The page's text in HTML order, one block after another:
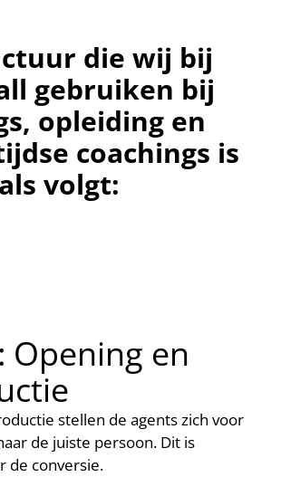
die wij bij
gebruiken bij
opleiding en
coachings is
volgt:
Opening en
stellen de agents zich voor
de juiste persoon. Dit is
de conversie.